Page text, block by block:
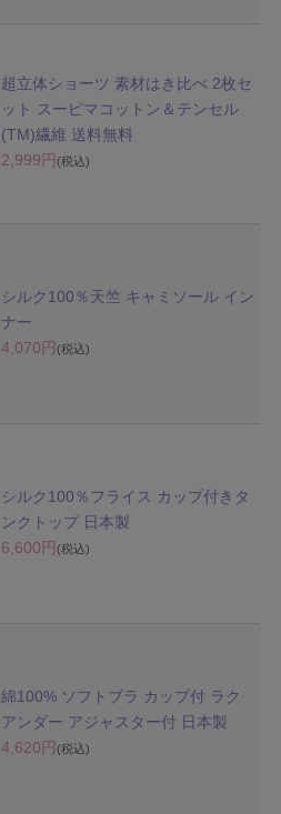
超立体ショーツ 素材はき比べ 2枚セ
ット スーピマコットン＆テンセル
(TM)繊維 送料無料
2,999円 (税込)
シルク100％天竺 キャミソール イン
ナー
4,070円 (税込)
シルク100％フライス カップ付きタ
ンクトップ 日本製
6,600円 (税込)
綿100% ソフトブラ カップ付 ラク
アンダー アジャスター付 日本製
4,620円 (税込)